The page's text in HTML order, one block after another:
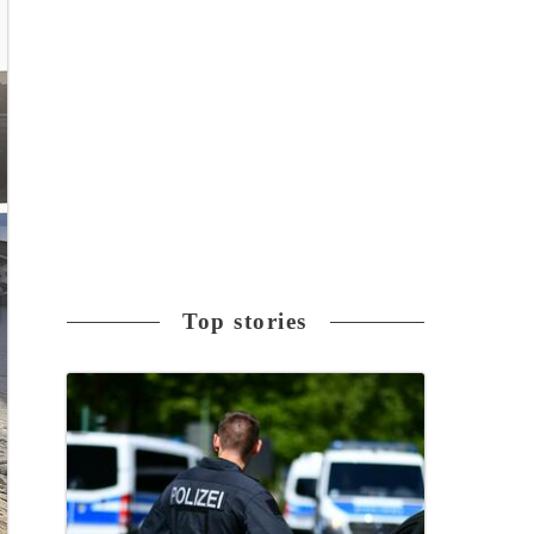
Top stories